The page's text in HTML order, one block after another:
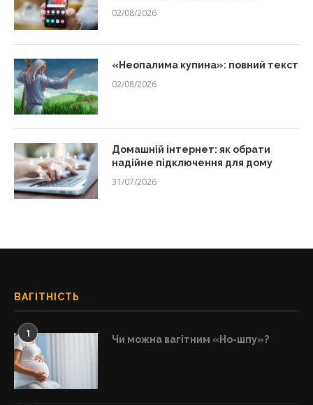
02/08/2026
«Неопалима купина»: повний текст
02/08/2026
Домашній інтернет: як обрати
надійне підключення для дому
31/07/2026
ВАГІТНІСТЬ
1 Чи можна вагітним «Но-шпу»?